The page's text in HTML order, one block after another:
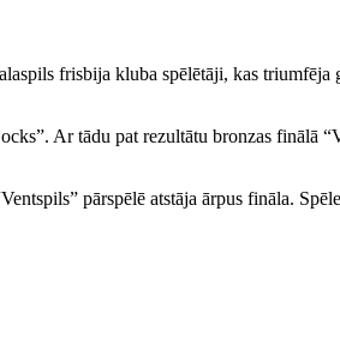
frisbija kluba spēlētāji, kas
Ar tādu pat rezultātu bronzas finālā
pārspēlē atstāja ārpus fināla.